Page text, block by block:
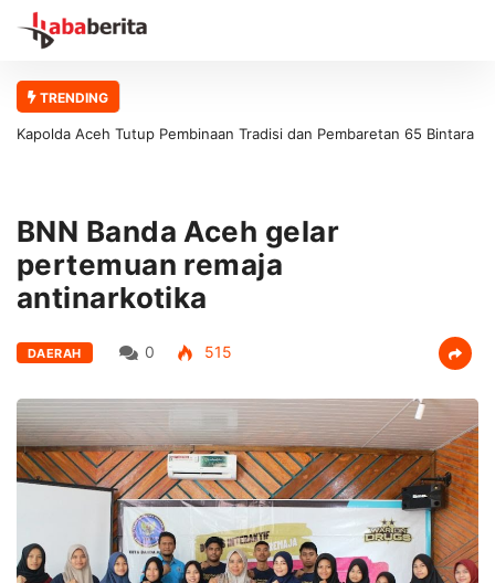
TRENDING
Kapolda Aceh Tutup Pembinaan Tradisi dan Pembaretan 65 Bintara
BNN Banda Aceh gelar
pertemuan remaja
antinarkotika
DAERAH 0 515